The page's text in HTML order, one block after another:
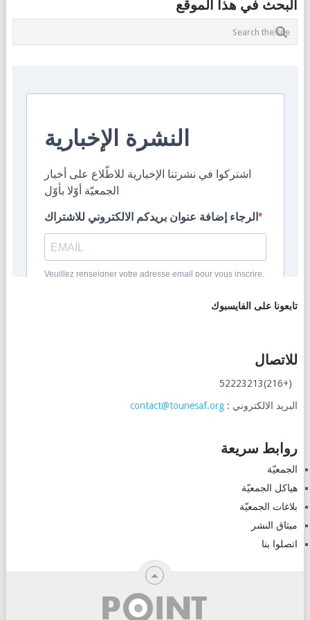
البحث في هذا الموقع
تابعونا على الفايسبوك
للاتصال
(+216)52223213
البريد الالكتروني : contact@tounesaf.org
روابط سريعة
الجمعيّة
هياكل الجمعيّة
بلاغات الجمعيّة
ميثاق النشر
اتصلوا بنا